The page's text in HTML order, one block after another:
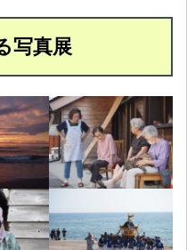
写真展